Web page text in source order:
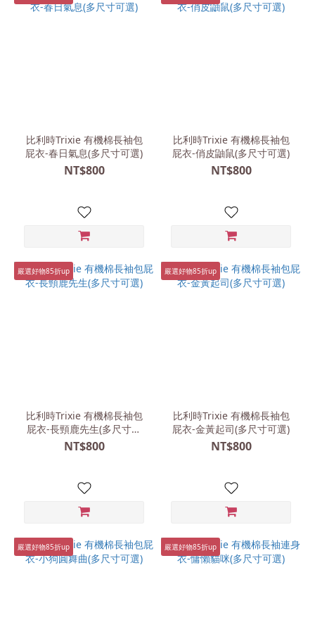
比利時Trixie 有機棉長袖包
屁衣-春日氣息(多尺寸可選)
NT$800
比利時Trixie 有機棉長袖包
屁衣-俏皮鼬鼠(多尺寸可選)
NT$800
嚴選好物85折up
比利時Trixie 有機棉長袖包
屁衣-長頸鹿先生(多尺寸可
選)
NT$800
嚴選好物85折up
比利時Trixie 有機棉長袖包
屁衣-金黃起司(多尺寸可選)
NT$800
嚴選好物85折up 嚴選好物85折up